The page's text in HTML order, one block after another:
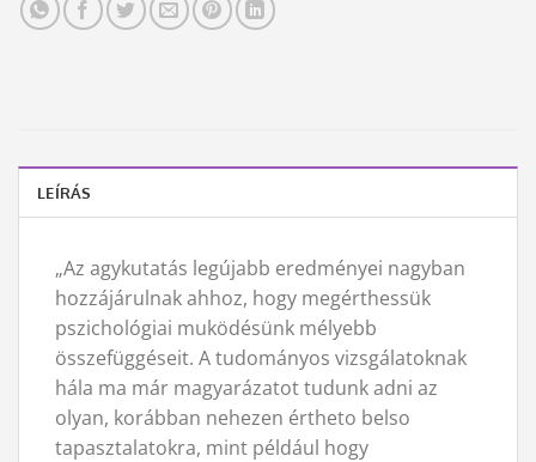
LEÍRÁS
„Az agykutatás legújabb eredményei nagyban
hozzájárulnak ahhoz, hogy megérthessük
pszichológiai muködésünk mélyebb
összefüggéseit. A tudományos vizsgálatoknak
hála ma már magyarázatot tudunk adni az
olyan, korábban nehezen értheto belso
tapasztalatokra, mint például hogy